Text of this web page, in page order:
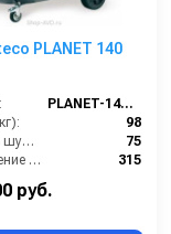
PLANET 140
PLANET-140-2F
98
Уровень шума (дБ):
75
Разряжение (мБар):
315
руб.